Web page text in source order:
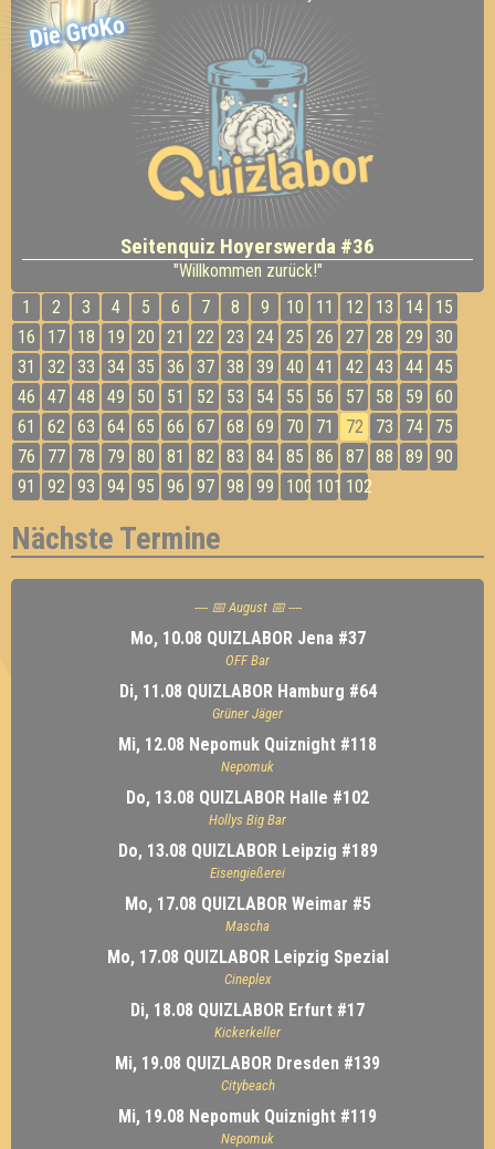
Die GroKo
Seitenquiz Hoyerswerda #36
"Willkommen zurück!"
1
2 3 4 5 6 7 8 9 10 11 12 13 14
15
16
17 18 19 20 21 22 23 24 25 26 27 28 29
30
31
32 33 34 35 36 37 38 39 40 41 42 43 44 45
46
47 48 49 50 51 52 53 54 55 56 57 58 59
60
61
62 63 64 65 66 67 68 69 70 71 72 73 74
75
76
77 78 79 80 81 82 83 84 85 86 87 88 89
90
91
92 93 94 95 96 97 98 99 100 101 102
Nächste Termine
---- 📅 August 📅 ----
Mo, 10.08 QUIZLABOR Jena #37
OFF Bar
Di, 11.08 QUIZLABOR Hamburg #64
Grüner Jäger
Mi, 12.08 Nepomuk Quiznight #118
Nepomuk
Do, 13.08 QUIZLABOR Halle #102
Hollys Big Bar
Do, 13.08 QUIZLABOR Leipzig #189
Eisengießerei
Mo, 17.08 QUIZLABOR Weimar #5
Mascha
Mo, 17.08 QUIZLABOR Leipzig Spezial
Cineplex
Di, 18.08 QUIZLABOR Erfurt #17
Kickerkeller
Mi, 19.08 QUIZLABOR Dresden #139
Citybeach
Mi, 19.08 Nepomuk Quiznight #119
Nepomuk